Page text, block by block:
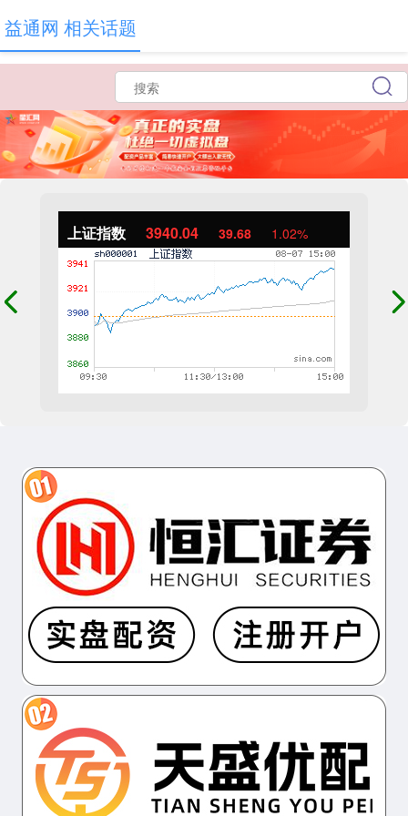
上证指数 3940.04 39.68 1.02%
益通网 相关话题